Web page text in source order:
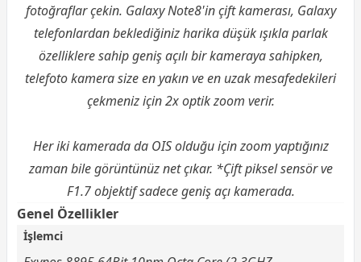
fotoğraflar çekin. Galaxy Note8'in çift kamerası, Galaxy
telefonlardan beklediğiniz harika düşük ışıkla parlak
özelliklere sahip geniş açılı bir kameraya sahipken,
telefoto kamera size en yakın ve en uzak mesafedekileri
çekmeniz için 2x optik zoom verir.
Her iki kamerada da OIS olduğu için zoom yaptığınız
zaman bile görüntünüz net çıkar. *Çift piksel sensör ve
F1.7 objektif sadece geniş açı kamerada.
Genel Özellikler
İşlemci